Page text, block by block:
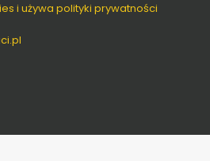
i używa polityki prywatności